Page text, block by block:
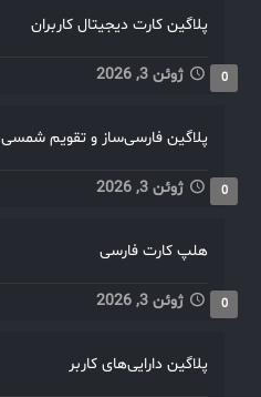
پلاگین کارت دیجیتال کاربران
ژوئن 3, 2026 0
پلاگین فارسی‌ساز و تقویم شمسی
ژوئن 3, 2026 0
هلپ کارت فارسی
ژوئن 3, 2026 0
پلاگین دارایی‌های کاربر